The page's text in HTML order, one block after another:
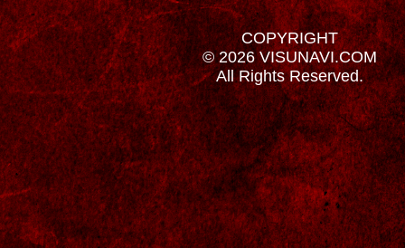
COPYRIGHT
© 2026 VISUNAVI.COM
All Rights Reserved.